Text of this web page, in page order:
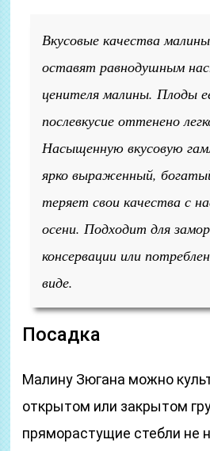
Вкусовые качества
оставят равнодушным
ценителя малины. Плоды
послевкусие оттенено
Насыщенную вкусовую
ярко выраженный,
теряет свои качества с
осени. Подходит для
консервации или
виде.
Посадка
Малину Зюгана можно
открытом или закрытом
пряморастущие стебли не